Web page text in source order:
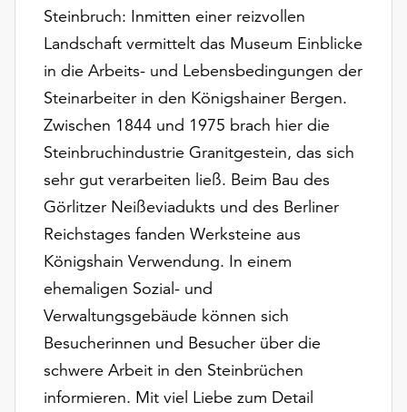
Seite
Schaltfläche
„Cookie-
Einstellungen“
Verfügung.
Cookies
werden
auch
ohne
Einverständnis
weiterhin
ausgeführt.
Möchten
Steinbruch: Inmitten einer reizvollen
Landschaft vermittelt das Museum Einblicke
in die Arbeits- und Lebensbedingungen der
Steinarbeiter in den Königshainer Bergen.
Zwischen 1844 und 1975 brach hier die
Steinbruchindustrie Granitgestein, das sich
sehr gut verarbeiten ließ. Beim Bau des
Görlitzer Neißeviadukts und des Berliner
Reichstages fanden Werksteine aus
Königshain Verwendung. In einem
ehemaligen Sozial- und
Verwaltungsgebäude können sich
Besucherinnen und Besucher über die
schwere Arbeit in den Steinbrüchen
informieren. Mit viel Liebe zum Detail